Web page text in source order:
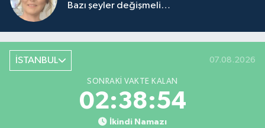
Bazı şeyler değişmeli…
İSTANBUL 07.08.2026
SONRAKI VAKTE KALAN
02:38:54
İkindi Namazı